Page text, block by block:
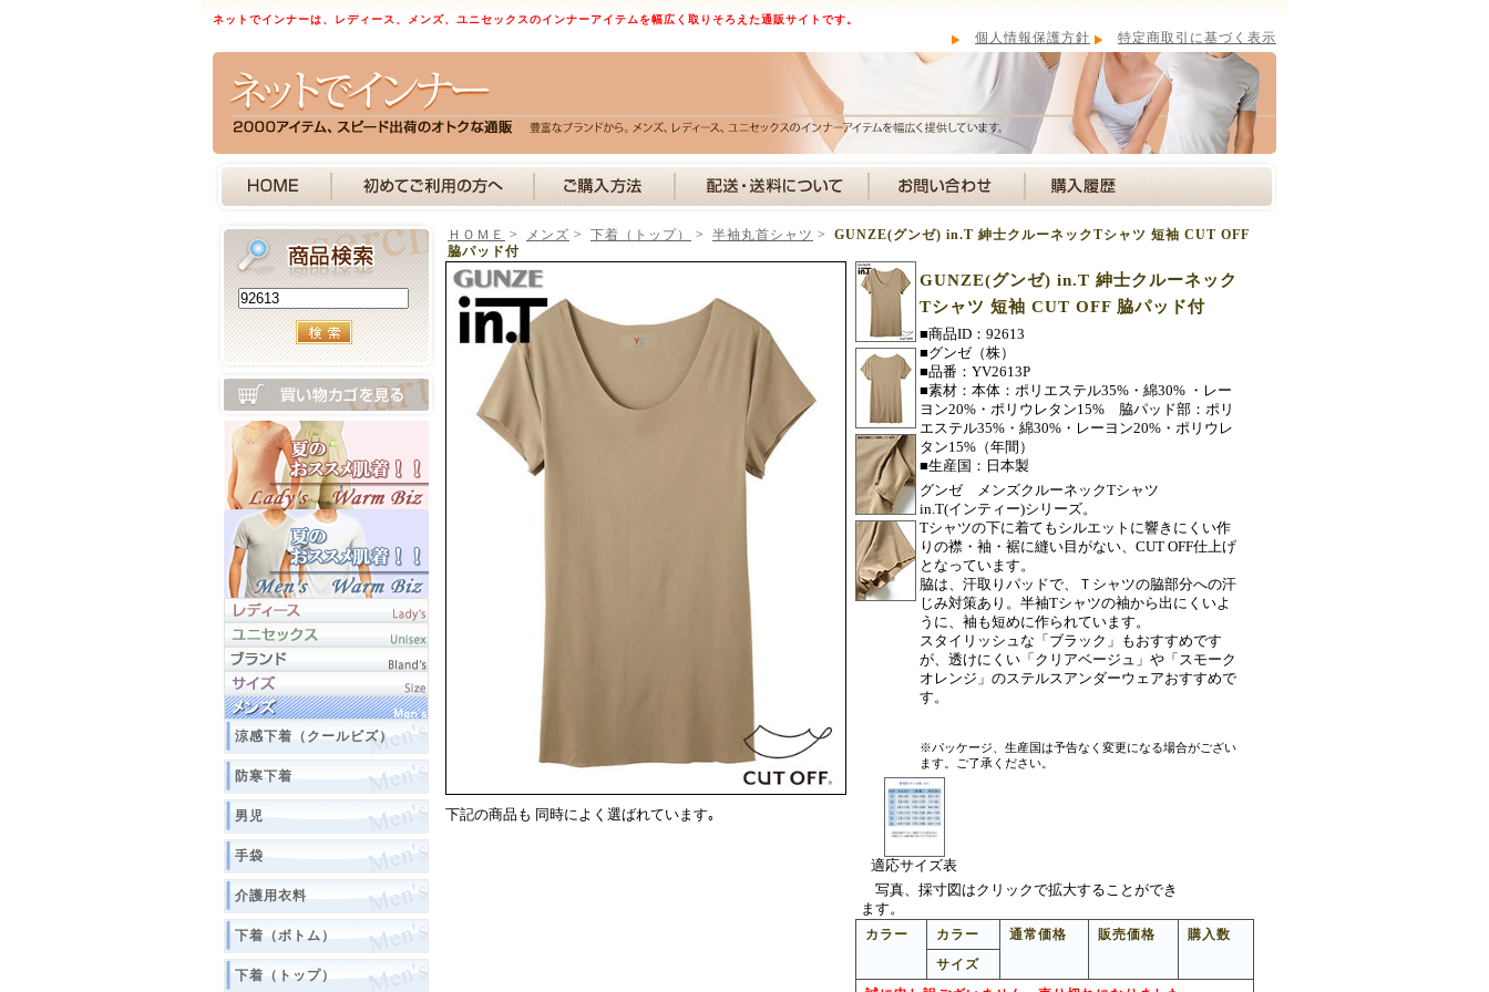
ネットでインナーは、レディース、メンズ、ユニセックスのインナーアイテムを幅広く取りそろえた通販サイトです。
特定商取引に基づく表示
個人情報保護方針
涼感下着（クールビズ）
防寒下着
男児
手袋
介護用衣料
下着（ボトム）
下着（トップ）
ＨＯＭＥ > メンズ > 下着（トップ） > 半袖丸首シャツ >
GUNZE(グンゼ) in.T 紳士クルーネックTシャツ 短袖 CUT OFF
脇パッド付
下記の商品も 同時によく選ばれています｡
GUNZE(グンゼ) in.T 紳士クルーネック
Tシャツ 短袖 CUT OFF 脇パッド付
■商品ID：92613
■グンゼ（株）
■品番：YV2613P
■素材：本体：ポリエステル35%・綿30% ・レー
ヨン20%・ポリウレタン15% 脇パッド部：ポリ
エステル35%・綿30%・レーヨン20%・ポリウレ
タン15%（年間）
■生産国：日本製
グンゼ メンズクルーネックTシャツ
in.T(インティー)シリーズ。
Tシャツの下に着てもシルエットに響きにくい作
りの襟・袖・裾に縫い目がない、CUT OFF仕上げ
となっています。
脇は、汗取りパッドで、Ｔシャツの脇部分への汗
じみ対策あり。半袖Tシャツの袖から出にくいよ
うに、袖も短めに作られています。
スタイリッシュな「ブラック」もおすすめです
が、透けにくい「クリアベージュ」や「スモーク
オレンジ」のステルスアンダーウェアおすすめで
す。
※パッケージ、生産国は予告なく変更になる場合がござい
ます。ご了承ください。
適応サイズ表
写真、採寸図はクリックで拡大することができ
ます。
カラー カラー 通常価格 販売価格 購入数
サイズ